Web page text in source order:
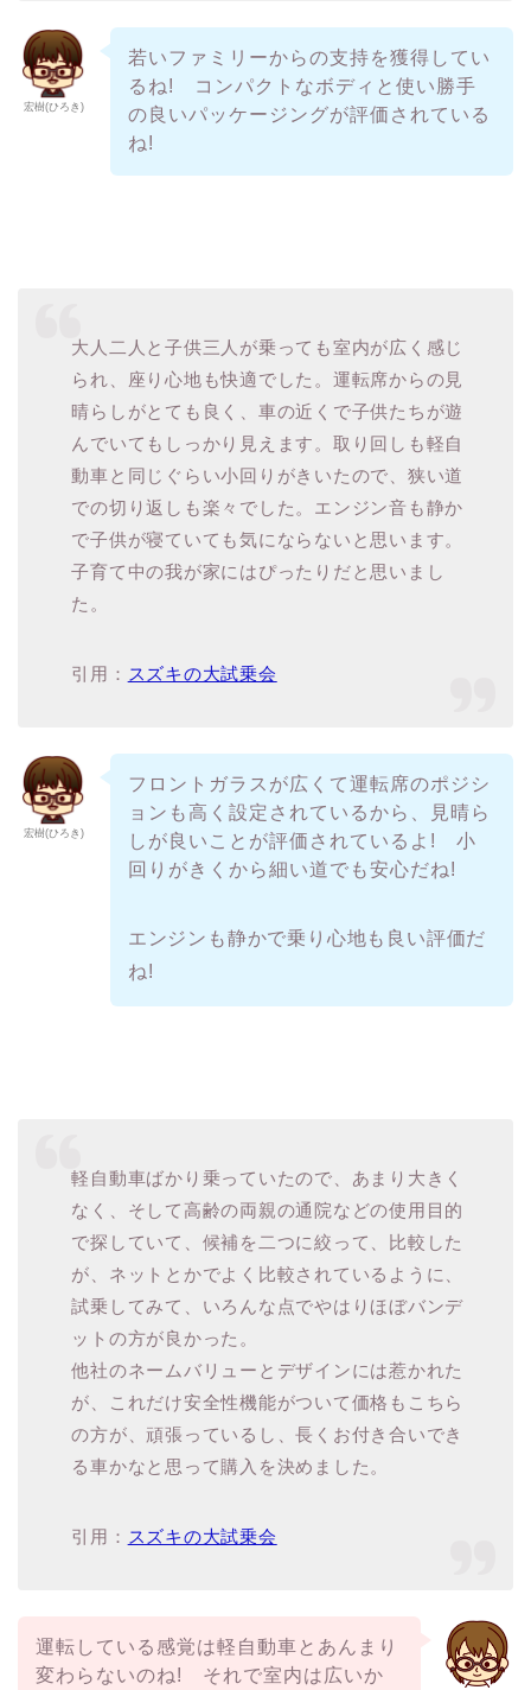
宏樹(ひろき)
若いファミリーからの支持を獲得してい
るね! コンパクトなボディと使い勝手
の良いパッケージングが評価されている
ね!
大人二人と子供三人が乗っても室内が広く感じ
られ、座り心地も快適でした。運転席からの見
晴らしがとても良く、車の近くで子供たちが遊
んでいてもしっかり見えます。取り回しも軽自
動車と同じぐらい小回りがきいたので、狭い道
での切り返しも楽々でした。エンジン音も静か
で子供が寝ていても気にならないと思います。
子育て中の我が家にはぴったりだと思いまし
た。
引用： スズキの大試乗会
宏樹(ひろき)
フロントガラスが広くて運転席のポジシ
ョンも高く設定されているから、見晴ら
しが良いことが評価されているよ! 小
回りがきくから細い道でも安心だね!
エンジンも静かで乗り心地も良い評価だ
ね!
軽自動車ばかり乗っていたので、あまり大きく
なく、そして高齢の両親の通院などの使用目的
で探していて、候補を二つに絞って、比較した
が、ネットとかでよく比較されているように、
試乗してみて、いろんな点でやはりほぼバンデ
ットの方が良かった。
他社のネームバリューとデザインには惹かれた
が、これだけ安全性機能がついて価格もこちら
の方が、頑張っているし、長くお付き合いでき
る車かなと思って購入を決めました。
引用： スズキの大試乗会
運転している感覚は軽自動車とあんまり
変わらないのね! それで室内は広いか